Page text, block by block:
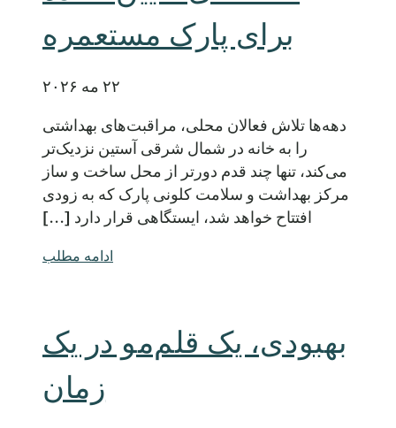
برای پارک مستعمره
۲۲ مه ۲۰۲۶
دهه‌ها تلاش فعالان محلی، مراقبت‌های بهداشتی
را به خانه در شمال شرقی آستین نزدیک‌تر
می‌کند، تنها چند قدم دورتر از محل ساخت و ساز
مرکز بهداشت و سلامت کلونی پارک که به زودی
افتتاح خواهد شد، ایستگاهی قرار دارد [...]
ادامه مطلب
بهبودی، یک قلم‌مو در یک
زمان